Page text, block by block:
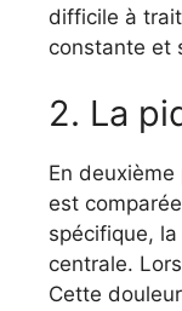
difficile à
constante et
2. La
En
est
spécifique, la
centrale.
Cette